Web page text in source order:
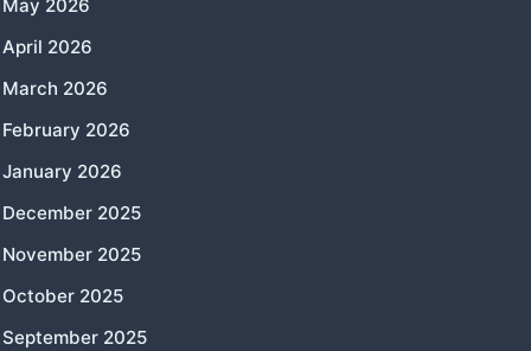
May 2026
April 2026
March 2026
February 2026
January 2026
December 2025
November 2025
October 2025
September 2025